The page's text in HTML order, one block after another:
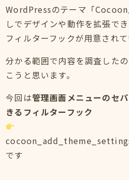
WordPressのテーマ「
しでデザインや動作を拡張で
フィルターフックが用意されて
分かる範囲で内容を調査した
こうと思います。
今回は管理画面メニューのセ
きるフィルターフック
です